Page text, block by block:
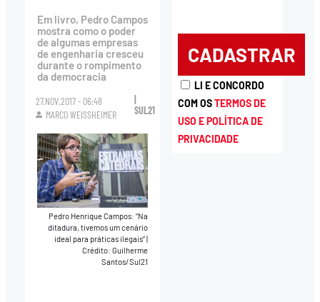
Em livro, Pedro Campos
mostra como o poder
de algumas empresas
de engenharia cresceu
durante o rompimento
da democracia
27.NOV.2017 - 06:48
MARCO WEISSHEIMER
SUL21
Pedro Henrique Campos: “Na
ditadura, tivemos um cenário
ideal para práticas ilegais”|
Crédito: Guilherme
Santos/Sul21
LI E CONCORDO
COM OSTERMOS DE
USO E POLÍTICA DE
PRIVACIDADE